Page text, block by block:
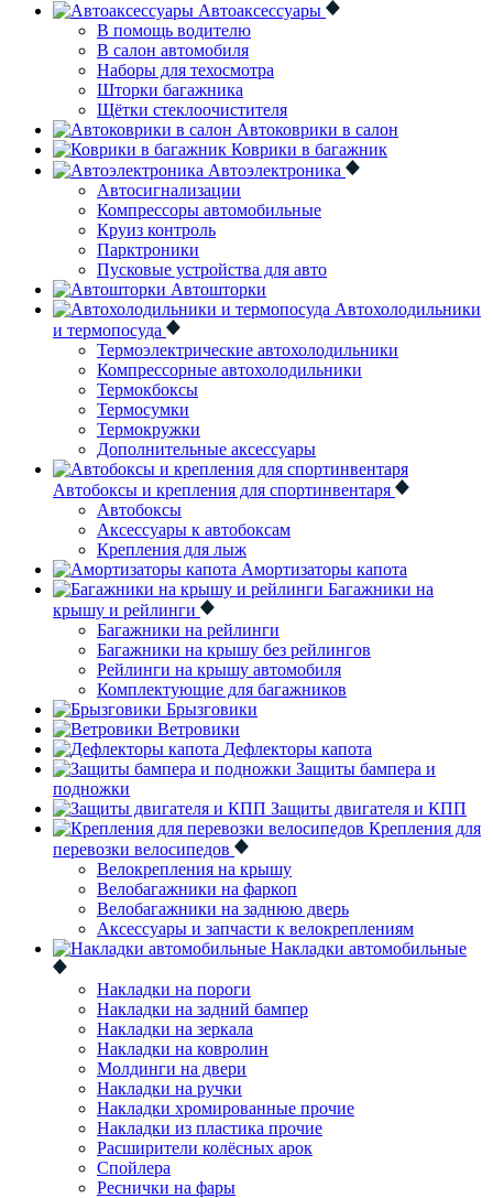
Автоаксессуары
В помощь водителю
В салон автомобиля
Наборы для техосмотра
Шторки багажника
Щётки стеклоочистителя
Автоковрики в салон
Коврики в багажник
Автоэлектроника
Автосигнализации
Компрессоры автомобильные
Круиз контроль
Парктроники
Пусковые устройства для авто
Автошторки
Автохолодильники
и термопосуда
Термоэлектрические автохолодильники
Компрессорные автохолодильники
Термокбоксы
Термосумки
Термокружки
Дополнительные аксессуары
Автобоксы и крепления для спортинвентаря
Автобоксы
Аксессуары к автобоксам
Крепления для лыж
Амортизаторы капота
Багажники на
крышу и рейлинги
Багажники на рейлинги
Багажники на крышу без рейлингов
Рейлинги на крышу автомобиля
Комплектующие для багажников
Брызговики
Ветровики
Дефлекторы капота
Защиты бампера и
подножки
Защиты двигателя и КПП
Крепления для
перевозки велосипедов
Велокрепления на крышу
Велобагажники на фаркоп
Велобагажники на заднюю дверь
Аксессуары и запчасти к велокреплениям
Накладки автомобильные
Накладки на пороги
Накладки на задний бампер
Накладки на зеркала
Накладки на ковролин
Молдинги на двери
Накладки на ручки
Накладки хромированные прочие
Накладки из пластика прочие
Расширители колёсных арок
Спойлера
Реснички на фары